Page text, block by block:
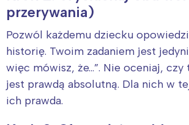
przerywania)
Pozwól każdemu dziecku
historię. Twoim zadaniem jest
więc mówisz, że…”. Nie oceniaj,
jest prawdą absolutną. Dla nich w
ich prawda.